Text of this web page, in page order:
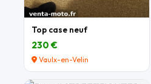
Top case neuf
230 €
Vaulx-en-Velin